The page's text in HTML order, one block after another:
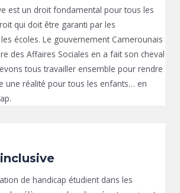
est un droit fondamental pour tous les
qui doit être garanti par les
écoles. Le gouvernement Camerounais
des Affaires Sociales en a fait son cheval
tous travailler ensemble pour rendre
une réalité pour tous les enfants… en
de handicap étudient dans les